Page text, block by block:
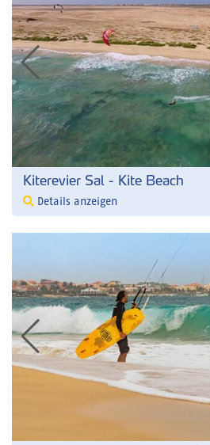
Kiterevier Sal - Kite Beach
Details anzeigen